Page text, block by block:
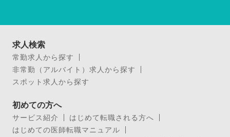
求人検索
常勤求人から探す
非常勤（アルバイト）求人から探す
スポット求人から探す
初めての方へ
サービス紹介
はじめて転職される方へ
はじめての医師転職マニュアル